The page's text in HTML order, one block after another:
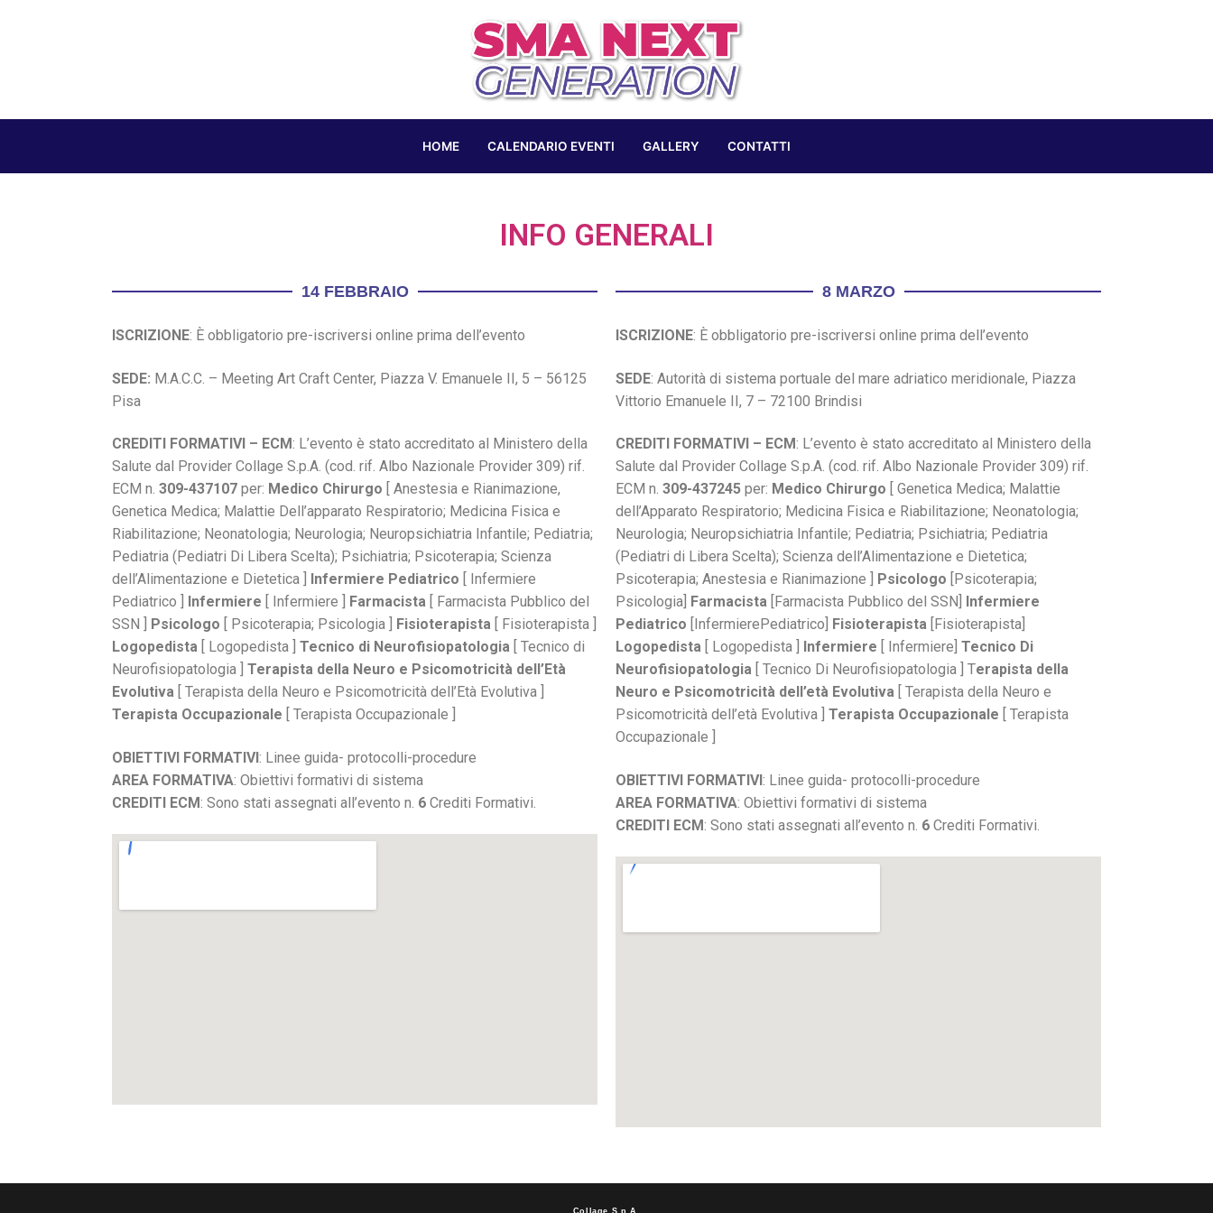
HOME CALENDARIO EVENTI GALLERY CONTATTI
INFO GENERALI
14 FEBBRAIO 8 MARZO
ISCRIZIONE: È obbligatorio pre-iscriversi online prima dell’evento
SEDE: M.A.C.C. – Meeting Art Craft Center, Piazza V. Emanuele II, 5 – 56125
Pisa
CREDITI FORMATIVI – ECM: L’evento è stato accreditato al Ministero della
Salute dal Provider Collage S.p.A. (cod. rif. Albo Nazionale Provider 309) rif.
ECM n. 309-437107 per: Medico Chirurgo [ Anestesia e Rianimazione,
Genetica Medica; Malattie Dell’apparato Respiratorio; Medicina Fisica e
Riabilitazione; Neonatologia; Neurologia; Neuropsichiatria Infantile; Pediatria;
Pediatria (Pediatri Di Libera Scelta); Psichiatria; Psicoterapia; Scienza
dell’Alimentazione e Dietetica ]
Infermiere Pediatrico [ Infermiere
Pediatrico ]
Infermiere [ Infermiere ] Farmacista [ Farmacista Pubblico del
SSN ]
Psicologo [ Psicoterapia; Psicologia ] Fisioterapista [ Fisioterapista ]
Logopedista [ Logopedista ] Tecnico di Neurofisiopatologia [ Tecnico di
Neurofisiopatologia ] Terapista della Neuro e Psicomotricità dell’Età
Evolutiva [ Terapista della Neuro e Psicomotricità dell’Età Evolutiva ]
Terapista Occupazionale [ Terapista Occupazionale ]
OBIETTIVI FORMATIVI: Linee guida- protocolli-procedure
AREA FORMATIVA: Obiettivi formativi di sistema
CREDITI ECM: Sono stati assegnati all’evento n. 6 Crediti Formativi.
ISCRIZIONE: È obbligatorio pre-iscriversi online prima dell’evento
SEDE: Autorità di sistema portuale del mare adriatico meridionale, Piazza
Vittorio Emanuele II, 7 – 72100 Brindisi
CREDITI FORMATIVI – ECM: L’evento è stato accreditato al Ministero della
Salute dal Provider Collage S.p.A. (cod. rif. Albo Nazionale Provider 309) rif.
ECM n. 309-437245 per: Medico Chirurgo [ Genetica Medica; Malattie
dell’Apparato Respiratorio; Medicina Fisica e Riabilitazione; Neonatologia;
Neurologia; Neuropsichiatria Infantile; Pediatria; Psichiatria; Pediatria
(Pediatri di Libera Scelta); Scienza dell’Alimentazione e Dietetica;
Psicoterapia; Anestesia e Rianimazione ]
Psicologo [Psicoterapia;
Psicologia] Farmacista [Farmacista Pubblico del SSN]
Infermiere
Pediatrico [InfermierePediatrico] Fisioterapista [Fisioterapista]
Logopedista
[ Logopedista ] Infermiere [ Infermiere] Tecnico Di
Neurofisiopatologia
[ Tecnico Di Neurofisiopatologia ] Terapista della
Neuro e Psicomotricità dell’età Evolutiva
[ Terapista della Neuro e
Psicomotricità dell’età Evolutiva ] Terapista Occupazionale
[ Terapista
Occupazionale ]
OBIETTIVI FORMATIVI: Linee guida- protocolli-procedure
AREA FORMATIVA: Obiettivi formativi di sistema
CREDITI ECM: Sono stati assegnati all’evento n. 6 Crediti Formativi.